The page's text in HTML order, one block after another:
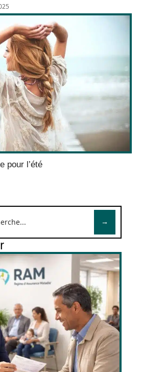
pour l’été